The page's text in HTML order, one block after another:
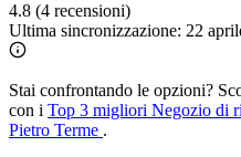
4.8 (4 recensioni)
Ultima sincronizzazione: 22
Stai confrontando le opzioni?
con i Top 3 migliori Negozio di
Pietro Terme .